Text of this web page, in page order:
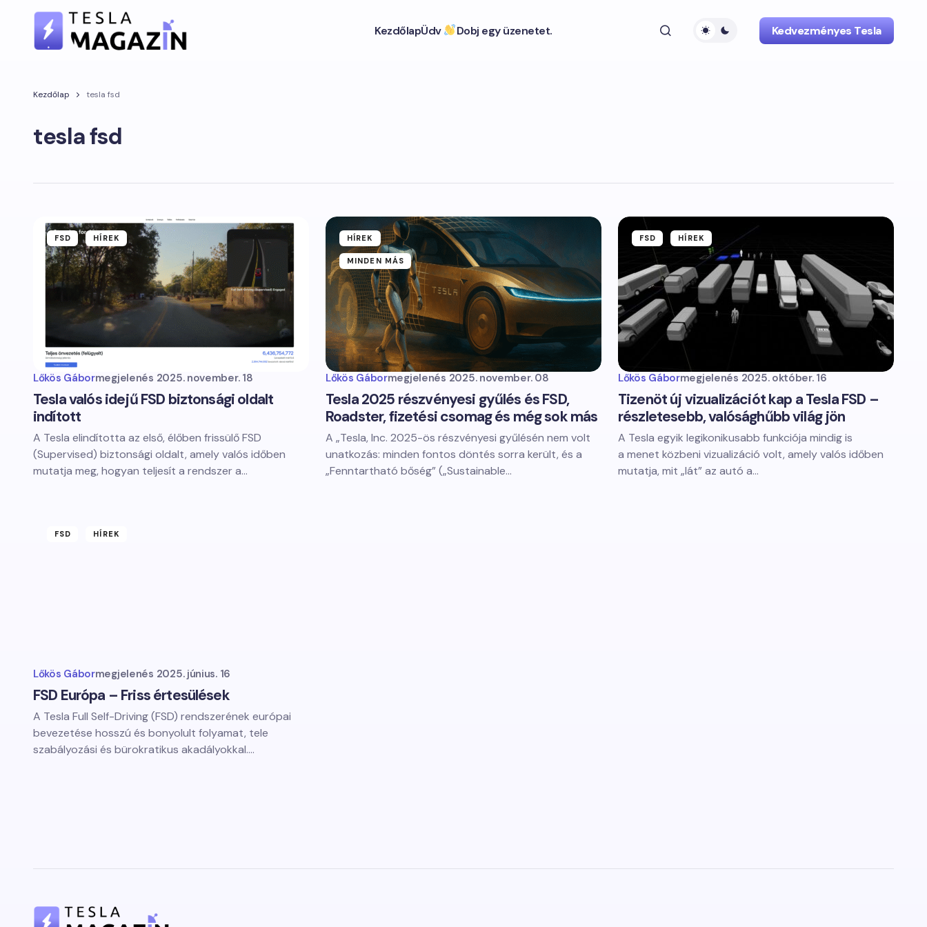
KezdőlapÜdv Dobj egy üzenetet. Kedvezményes Tesla
Kezdőlap tesla fsd
tesla fsd
FSD HÍREK
Lőkös Gábormegjelenés 2025. november. 18
Tesla valós idejű FSD biztonsági oldalt
indított
A Tesla elindította az első, élőben frissülő FSD
(Supervised) biztonsági oldalt, amely valós időben
mutatja meg, hogyan teljesít a rendszer a…
HÍREK
MINDEN MÁS
Lőkös Gábormegjelenés 2025. november. 08
Tesla 2025 részvényesi gyűlés és FSD,
Roadster, fizetési csomag és még sok más
A „Tesla, Inc. 2025-ös részvényesi gyűlésén nem volt
unatkozás: minden fontos döntés sorra került, és a
„Fenntartható bőség” („Sustainable…
FSD HÍREK
Lőkös Gábormegjelenés 2025. október. 16
Tizenöt új vizualizációt kap a Tesla FSD –
részletesebb, valósághűbb világ jön
A Tesla egyik legikonikusabb funkciója mindig is
a menet közbeni vizualizáció volt, amely valós időben
mutatja, mit „lát” az autó a…
FSD HÍREK
Lőkös Gábormegjelenés 2025. június. 16
FSD Európa – Friss értesülések
A Tesla Full Self-Driving (FSD) rendszerének európai
bevezetése hosszú és bonyolult folyamat, tele
szabályozási és bürokratikus akadályokkal.…